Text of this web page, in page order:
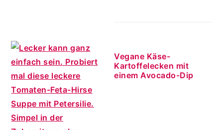
Vegane Käse-
Kartoffelecken mit
einem Avocado-Dip